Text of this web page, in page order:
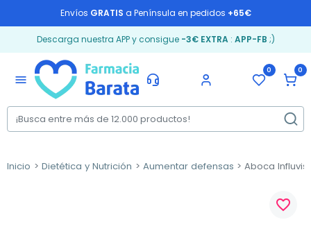
Envíos GRATIS a Península en pedidos +65€
Descarga nuestra APP y consigue -3€ EXTRA: APP-FB ;)
menu
0 0
Inicio Dietética y Nutrición Aumentar defensas Aboca Influvis
favorite_border